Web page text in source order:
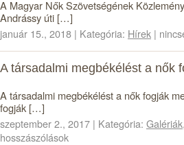
A Magyar Nők Szövetségének
Andrássy úti […]
január 15., 2018 | Kategória: Hírek |
A társadalmi megbékélést a nők
A társadalmi megbékélést a nők fogják
fogják […]
szeptember 2., 2017 | Kategória: Galériák
hosszászólások